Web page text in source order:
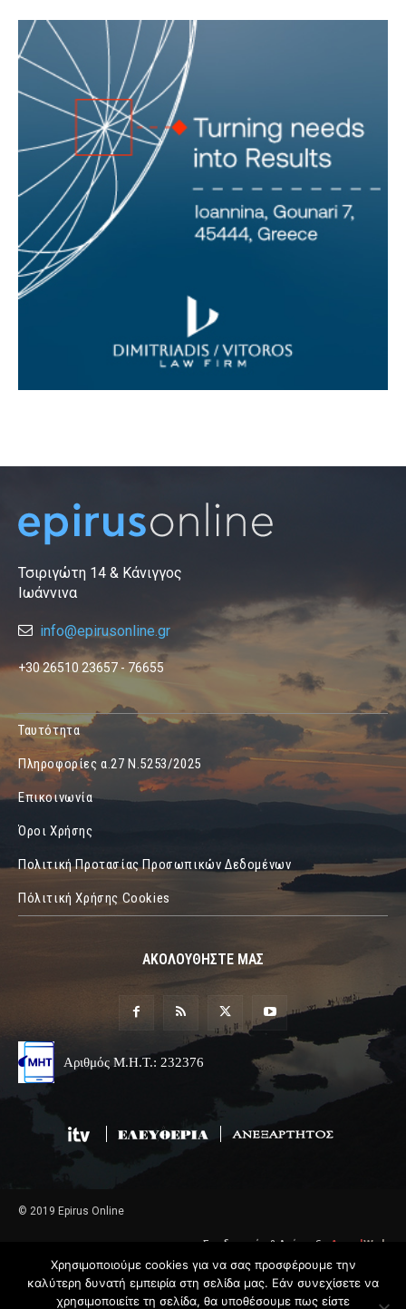
Τσιριγώτη 14 & Κάνιγγος
Ιωάννινα
info@epirusonline.gr
+30 26510 23657 - 76655
Ταυτότητα
Πληροφορίες α.27 Ν.5253/2025
Επικοινωνία
Όροι Χρήσης
Πολιτική Προτασίας Προσωπικών Δεδομένων
Πόλιτική Χρήσης Cookies
ΑΚΟΛΟΥΘΗΣΤΕ ΜΑΣ
Αριθμός Μ.Η.Τ.: 232376
© 2019 Epirus Online
Σχεδιασμός & Ανάπτυξη AngelWeb
Χρησιμοποιούμε cookies για να σας προσφέρουμε την
καλύτερη δυνατή εμπειρία στη σελίδα μας. Εάν συνεχίσετε να
χρησιμοποιείτε τη σελίδα, θα υποθέσουμε πως είστε